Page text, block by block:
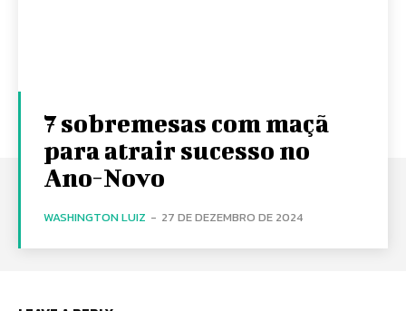
7 sobremesas com maçã
para atrair sucesso no
Ano-Novo
WASHINGTON LUIZ - 27 DE DEZEMBRO DE 2024